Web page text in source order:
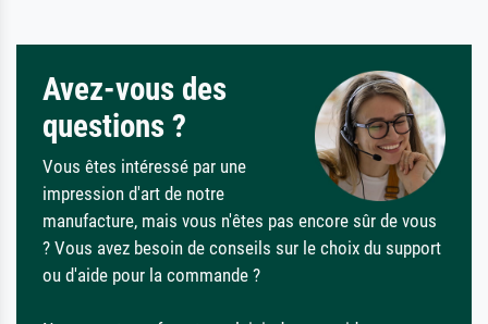
Avez-vous des
questions ?
Vous êtes intéressé par une
impression d'art de notre
manufacture, mais vous n'êtes pas encore sûr de vous
? Vous avez besoin de conseils sur le choix du support
ou d'aide pour la commande ?